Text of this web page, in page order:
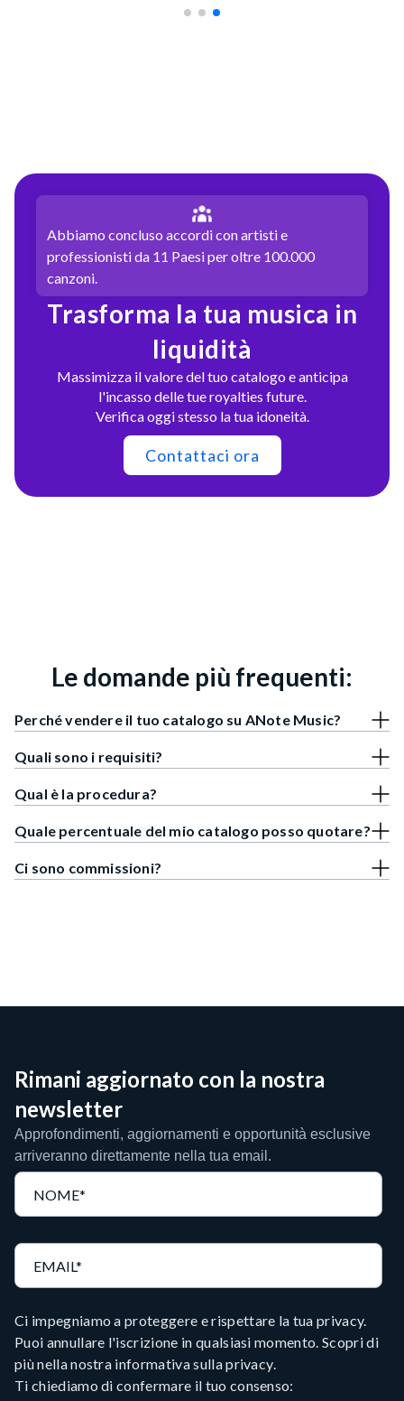
Abbiamo concluso accordi con artisti e
professionisti da 11 Paesi per oltre 100.000
canzoni.
Trasforma la tua musica in
liquidità
Massimizza il valore del tuo catalogo e anticipa
l'incasso delle tue royalties future.
Verifica oggi stesso la tua idoneità.
Contattaci ora
Le domande più frequenti:
Perché vendere il tuo catalogo su ANote Music?
Quali sono i requisiti?
Qual è la procedura?
Quale percentuale del mio catalogo posso quotare?
Ci sono commissioni?
Rimani aggiornato con la nostra
newsletter
Approfondimenti, aggiornamenti e opportunità esclusive
arriveranno direttamente nella tua email.
Ci impegniamo a proteggere e rispettare la tua privacy.
Puoi annullare l'iscrizione in qualsiasi momento. Scopri di
più nella nostra informativa sullaprivacy.
Ti chiediamo di confermare il tuo consenso: